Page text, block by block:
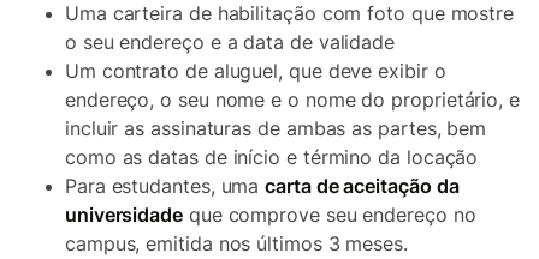
Uma carteira de habilitação com foto que mostre
o seu endereço e a data de validade
Um contrato de aluguel, que deve exibir o
endereço, o seu nome e o nome do proprietário, e
incluir as assinaturas de ambas as partes, bem
como as datas de início e término da locação
Para estudantes, umacarta de aceitação da
universidade que comprove seu endereço no
campus, emitida nos últimos 3 meses.